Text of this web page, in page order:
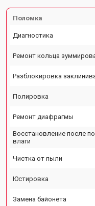
Поломка
Диагностика
Ремонт кольца
Разблокировка
Полировка
Ремонт диафрагмы
Восстановление после
влаги
Чистка от пыли
Юстировка
Замена байонета